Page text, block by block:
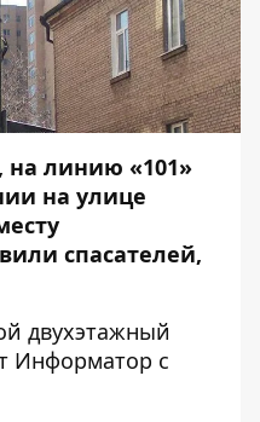
на линию «101»
на улице
спасателей,
двухэтажный
Информатор с